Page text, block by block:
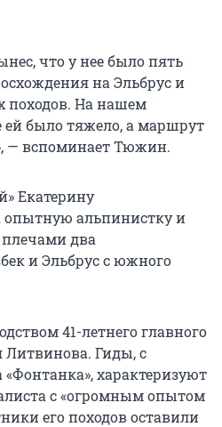
что у нее было пять
на Эльбрус и
походов. На нашем
было тяжело, а маршрут
— вспоминает Тюжин.
Екатерину
опытную альпинистку и
плечами два
и Эльбрус с южного
41-летнего главного
Гиды, с
характеризуют
с «огромным опытом
его походов оставили